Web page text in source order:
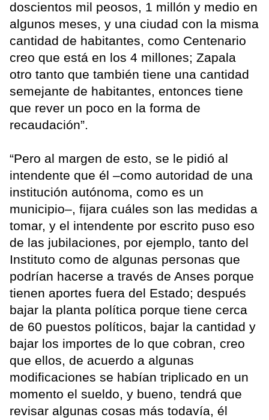
doscientos mil peosos, 1 millón y medio en
algunos meses, y una ciudad con la misma
cantidad de habitantes, como Centenario
creo que está en los 4 millones; Zapala
otro tanto que también tiene una cantidad
semejante de habitantes, entonces tiene
que rever un poco en la forma de
recaudación”.
“Pero al margen de esto, se le pidió al
intendente que él –como autoridad de una
institución autónoma, como es un
municipio–, fijara cuáles son las medidas a
tomar, y el intendente por escrito puso eso
de las jubilaciones, por ejemplo, tanto del
Instituto como de algunas personas que
podrían hacerse a través de Anses porque
tienen aportes fuera del Estado; después
bajar la planta política porque tiene cerca
de 60 puestos políticos, bajar la cantidad y
bajar los importes de lo que cobran, creo
que ellos, de acuerdo a algunas
modificaciones se habían triplicado en un
momento el sueldo, y bueno, tendrá que
revisar algunas cosas más todavía, él